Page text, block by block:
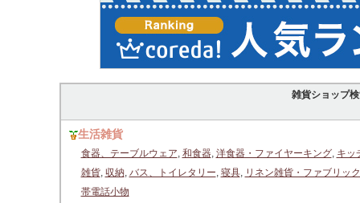
雑貨ショップ
生活雑貨
食器、テーブルウェア, 和食器, 洋食器・ファイヤーキング, キッ
雑貨, 収納, バス、トイレタリー, 寝具, リネン雑貨・ファブリック
帯電話小物